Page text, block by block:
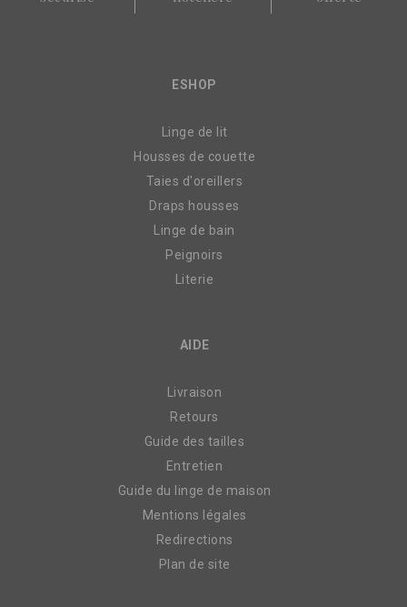
ESHOP
Linge de lit
Housses de couette
Taies d'oreillers
Draps housses
Linge de bain
Peignoirs
Literie
AIDE
Livraison
Retours
Guide des tailles
Entretien
Guide du linge de maison
Mentions légales
Redirections
Plan de site